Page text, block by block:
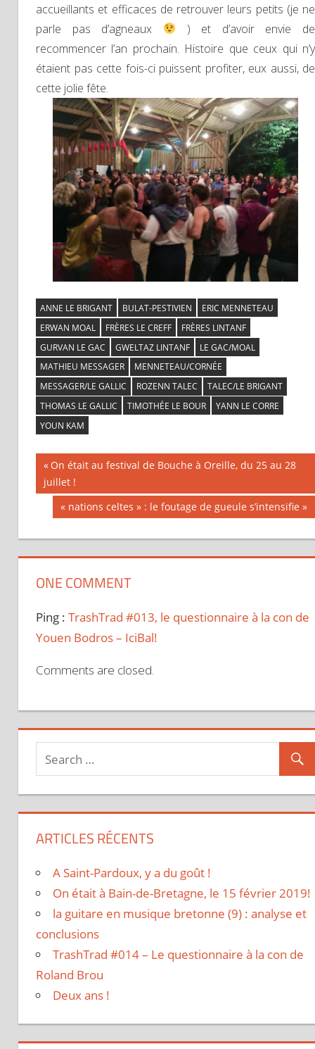
accueillants et efficaces de retrouver leurs petits (je ne
parle pas d’agneaux
) et d’avoir envie de
recommencer l’an prochain. Histoire que ceux qui n’y
étaient pas cette fois-ci puissent profiter, eux aussi, de
cette jolie fête.
ANNE LE BRIGANT BULAT-PESTIVIEN
ERIC MENNETEAU
ERWAN MOAL
FRÈRES LE CREFF
FRÈRES LINTANF
GURVAN LE GAC
GWELTAZ LINTANF
LE GAC/MOAL
MATHIEU MESSAGER
MENNETEAU/CORNÉE
MESSAGER/LE GALLIC
ROZENN TALEC
TALEC/LE BRIGANT
THOMAS LE GALLIC
TIMOTHÉE LE BOUR
YANN LE CORRE
YOUN KAM
Navigation
de
l’article
Previous
Post:
On était au festival de Bouche à Oreille, du 25 au 28
juillet !
Next
« nations celtes » : le foutage de gueule s’intensifie
ONE COMMENT
Ping : TrashTrad #013, le questionnaire à la con de
Youen Bodros – IciBal!
Comments are closed.
ARTICLES RÉCENTS
A Saint-Pardoux, y a du goût !
On était à Bain-de-Bretagne, le 15 février 2019!
la guitare en musique bretonne (9) : analyse et
conclusions
TrashTrad #014 – Le questionnaire à la con de
Roland Brou
Deux ans !